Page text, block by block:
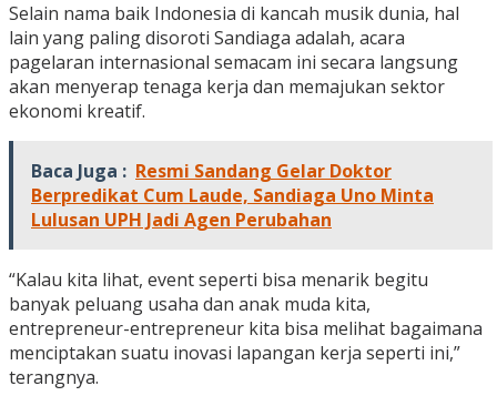
Selain nama baik Indonesia di kancah musik dunia, hal
lain yang paling disoroti Sandiaga adalah, acara
pagelaran internasional semacam ini secara langsung
akan menyerap tenaga kerja dan memajukan sektor
ekonomi kreatif.
Baca Juga : Resmi Sandang Gelar Doktor
Berpredikat Cum Laude, Sandiaga Uno Minta
Lulusan UPH Jadi Agen Perubahan
“Kalau kita lihat, event seperti bisa menarik begitu
banyak peluang usaha dan anak muda kita,
entrepreneur-entrepreneur kita bisa melihat bagaimana
menciptakan suatu inovasi lapangan kerja seperti ini,”
terangnya.